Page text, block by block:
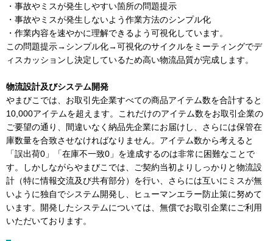
・事故やミスが発生しやすい箇所の問題提示
・事故やミスが発生しないよう作業方法のシンプル化
・作業内容を速やかに理解できるよう可視化しています。
この問題提示→シンプル化→可視化のサイクルをミーティングでデ
ィスカッションし決定しているため高い物流品質が完成します。
物流設計及びシステム開発
やまびこでは、お取引先企業すべての商品アイテム数を合計すると
10,000アイテムを超えます。これだけのアイテム数をお取引企業の
ご要望の通り、間違いなく納品先企業にお届けし、さらには保管在
庫数量を合致させなければなりません。アイテム数から考えると
「誤出荷0」「在庫不一致0」を達成するのは非常に困難なことで
す。しかしながらやまびこでは、ご契約当初よりしっかりと物流設
計（特に情報交流及び共有部分）を行い、さらには互いにミスが無
いように独自でシステム開発し、ヒューマンエラー防止策に努めて
います。開発したシステムについては、無償でお取引企業にご利用
いただいております。